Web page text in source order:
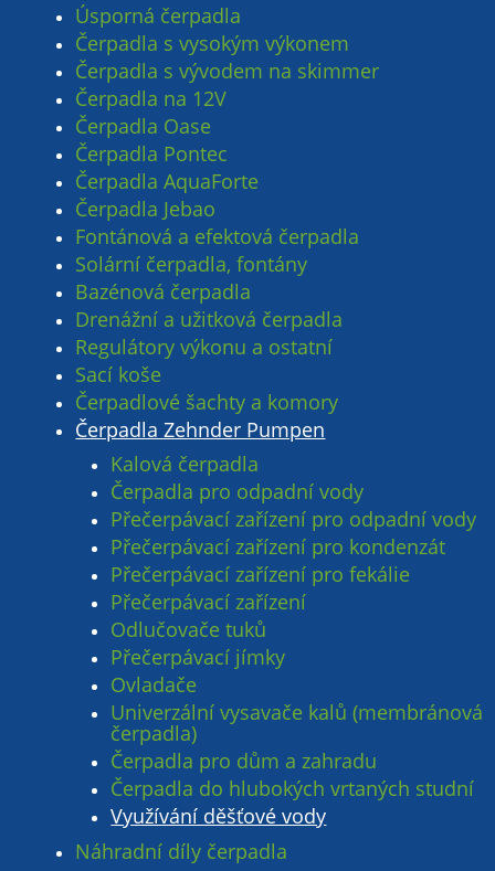
Úsporná čerpadla
Čerpadla s vysokým výkonem
Čerpadla s vývodem na skimmer
Čerpadla na 12V
Čerpadla Oase
Čerpadla Pontec
Čerpadla AquaForte
Čerpadla Jebao
Fontánová a efektová čerpadla
Solární čerpadla, fontány
Bazénová čerpadla
Drenážní a užitková čerpadla
Regulátory výkonu a ostatní
Sací koše
Čerpadlové šachty a komory
Čerpadla Zehnder Pumpen
Kalová čerpadla
Čerpadla pro odpadní vody
Přečerpávací zařízení pro odpadní vody
Přečerpávací zařízení pro kondenzát
Přečerpávací zařízení pro fekálie
Přečerpávací zařízení
Odlučovače tuků
Přečerpávací jímky
Ovladače
Univerzální vysavače kalů (membránová
čerpadla)
Čerpadla pro dům a zahradu
Čerpadla do hlubokých vrtaných studní
Využívání děšťové vody
Náhradní díly čerpadla